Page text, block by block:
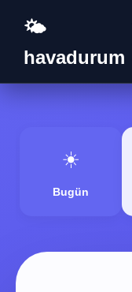
🌤️
havadurum
☀️
Bugün